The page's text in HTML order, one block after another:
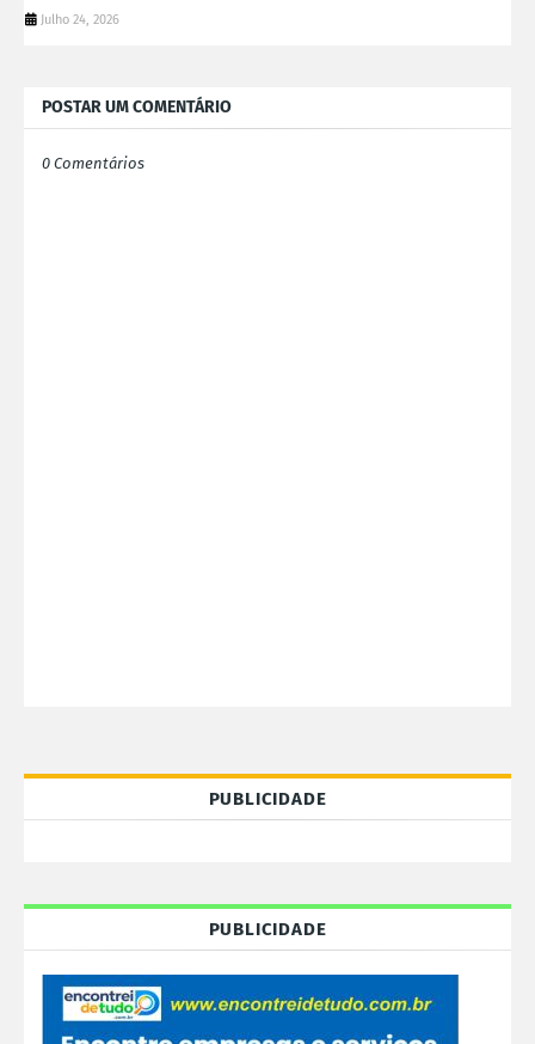
Julho 24, 2026
POSTAR UM COMENTÁRIO
0 Comentários
PUBLICIDADE
PUBLICIDADE